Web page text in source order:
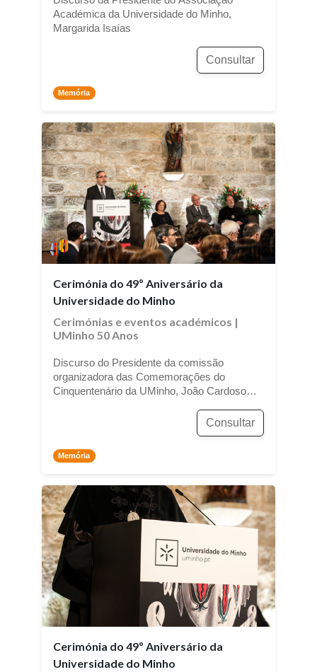
Académica da Universidade do Minho,
Margarida Isaías
Consultar
Memória
Cerimónia do 49º Aniversário da
Universidade do Minho
Cerimónias e eventos académicos |
UMinho 50 Anos
Discurso do Presidente da comissão
organizadora das Comemorações do
Cinquentenário da UMinho, João Cardoso
Consultar
Memória
Cerimónia do 49º Aniversário da
Universidade do Minho